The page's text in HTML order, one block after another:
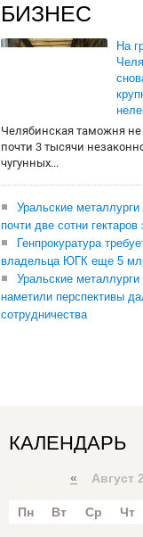
БИЗНЕС
На
Челябинская таможня не
почти 3 тысячи
чугунных...
Уральские металлурги
почти две сотни гектаров
Генпрокуратура
владельца ЮГК еще 5
Уральские
наметили перспективы
сотрудничества
КАЛЕНДАРЬ
« Август
Пн Вт Ср Чт